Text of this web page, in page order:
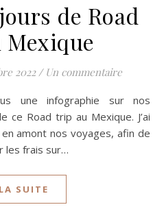
de Road
2022/ Un commentaire
ce Road trip au Mexique. J’ai
amont nos voyages, afin de
les frais sur…
SUITE